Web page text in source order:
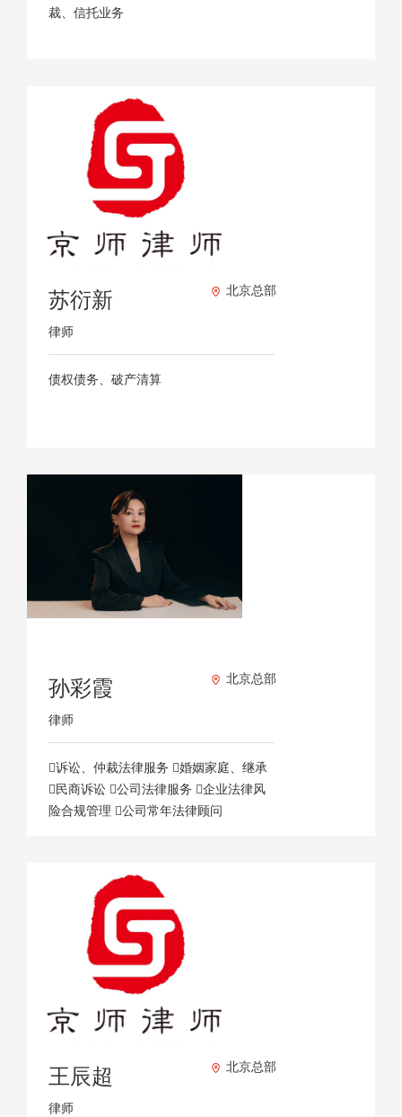
裁、信托业务
苏衍新
律师
北京总部
债权债务、破产清算
孙彩霞
律师
北京总部
诉讼、仲裁法律服务 婚姻家庭、继承
民商诉讼 公司法律服务 企业法律风
险合规管理 公司常年法律顾问
王辰超
律师
北京总部